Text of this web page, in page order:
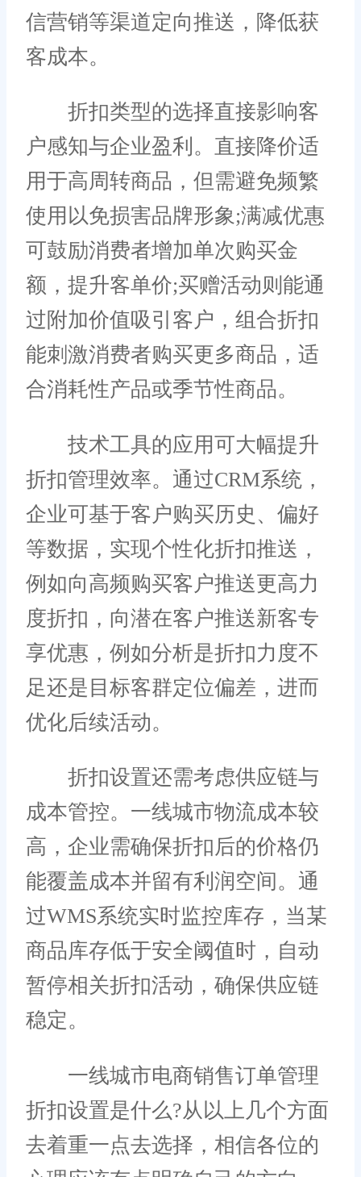
信营销等渠道定向推送，降低获
客成本。
折扣类型的选择直接影响客
户感知与企业盈利。直接降价适
用于高周转商品，但需避免频繁
使用以免损害品牌形象;满减优惠
可鼓励消费者增加单次购买金
额，提升客单价;买赠活动则能通
过附加价值吸引客户，组合折扣
能刺激消费者购买更多商品，适
合消耗性产品或季节性商品。
技术工具的应用可大幅提升
折扣管理效率。通过CRM系统，
企业可基于客户购买历史、偏好
等数据，实现个性化折扣推送，
例如向高频购买客户推送更高力
度折扣，向潜在客户推送新客专
享优惠，例如分析是折扣力度不
足还是目标客群定位偏差，进而
优化后续活动。
折扣设置还需考虑供应链与
成本管控。一线城市物流成本较
高，企业需确保折扣后的价格仍
能覆盖成本并留有利润空间。通
过WMS系统实时监控库存，当某
商品库存低于安全阈值时，自动
暂停相关折扣活动，确保供应链
稳定。
一线城市电商销售订单管理
折扣设置是什么?从以上几个方面
去着重一点去选择，相信各位的